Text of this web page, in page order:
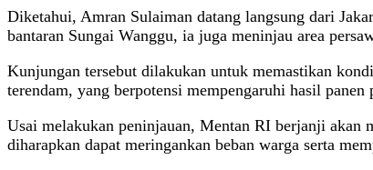
Diketahui, Amran Sulaiman datang langsung dari
bantaran Sungai Wanggu, ia juga meninjau area
Kunjungan tersebut dilakukan untuk memastikan
terendam, yang berpotensi mempengaruhi hasil panen
Usai melakukan peninjauan, Mentan RI berjanji akan
diharapkan dapat meringankan beban warga serta